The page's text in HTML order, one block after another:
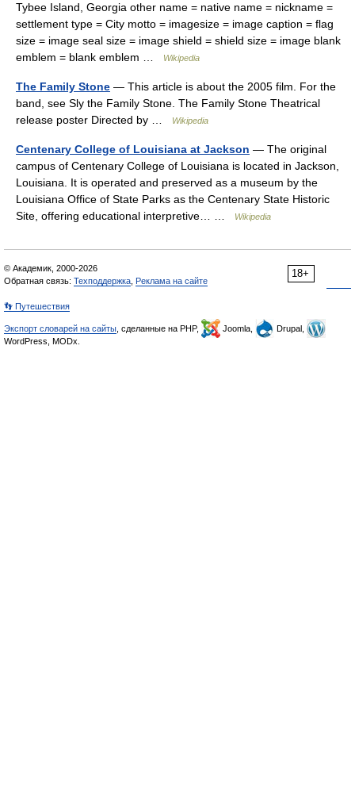
Tybee Island, Georgia other name = native name = nickname =
settlement type = City motto = imagesize = image caption = flag
size = image seal size = image shield = shield size = image blank
emblem = blank emblem …
Wikipedia
The Family Stone — This article is about the 2005 film. For the
band, see Sly the Family Stone. The Family Stone Theatrical
release poster Directed by …
Wikipedia
Centenary College of Louisiana at Jackson — The original
campus of Centenary College of Louisiana is located in Jackson,
Louisiana. It is operated and preserved as a museum by the
Louisiana Office of State Parks as the Centenary State Historic
Site, offering educational interpretive… …
Wikipedia
18+
© Академик, 2000-2026
Обратная связь: Техподдержка Реклама на сайте
👣 Путешествия
Экспорт словарей на сайты , сделанные на PHP, Joomla,
Drupal,
WordPress, MODx.